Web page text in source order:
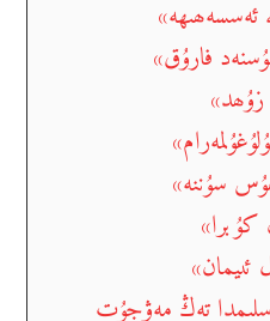
ئەسسەھىھە»
فارۇق»
زۇھد»
سۇننە»
كۇبرا»
ئىيمان»
تەڭ مەۋجۇت